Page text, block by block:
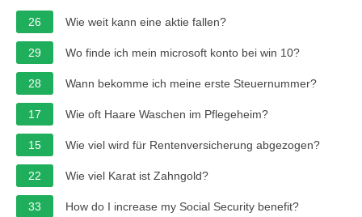
26 Wie weit kann eine aktie fallen?
29 Wo finde ich mein microsoft konto bei win 10?
28 Wann bekomme ich meine erste Steuernummer?
17 Wie oft Haare Waschen im Pflegeheim?
15 Wie viel wird für Rentenversicherung abgezogen?
22 Wie viel Karat ist Zahngold?
33 How do I increase my Social Security benefit?